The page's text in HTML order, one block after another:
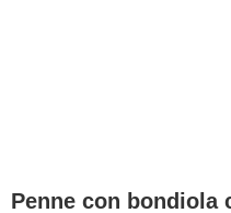
Penne con bondiola